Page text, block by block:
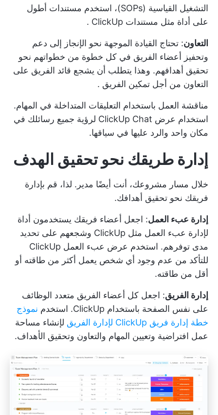
التشغيل القياسية (SOPs)، استخدم مستندات أطول
على أداة مثل مستندات ClickUp .
التعاون: تحتاج القيادة الموجهة نحو الإنجاز إلى دعم
وتحفيز أعضاء الفريق في كل خطوة من خطواتهم نحو
تحقيق أهدافهم. وهذا يتطلب أن يشجع قائد الفريق على
التعاون من أجل تمكين الفريق .
مناقشة العمل باستخدام التعليقات المتداخلة في المهام.
استخدام عرض ClickUp Chat
لرؤية جميع رسائلك في
مكان واحد والرد عليها في سياقها.
إدارة طريقك نحو تحقيق الهدف
خلال مسار مشروعك، أنت أيضًا مدير. لذا، قم بإدارة
فريقك نحو تحقيق أهدافك.
إدارة عبء العمل: اجعل أعضاء فريقك يستخدمون أداة
لإدارة عبء العمل مثل ClickUp وشجعهم على تحديد
مدى توفرهم. استخدم عرض عبء العمل ClickUp
للتأكد من عدم وجود أي شخص يعمل أكثر من طاقته أو
أقل من طاقته.
إدارة الفريق: اجعل كل أعضاء الفريق متعدد الوظائف
على نفس الصفحة باستخدام ClickUp. استخدم
نموذج
خطة إدارة فريق ClickUp لإدارة الفريق
لإنشاء مساحة
عمل افتراضية وتعيين المهام والتعاون وتحقيق الأهداف.